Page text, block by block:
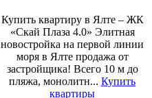
Купить квартиру в Ялте – ЖК
«Скай Плаза 4.0» Элитная
новостройка на первой линии
моря в Ялте продажа от
застройщика! Всего 10 м до
пляжа, монолитн... Купить
квартиры